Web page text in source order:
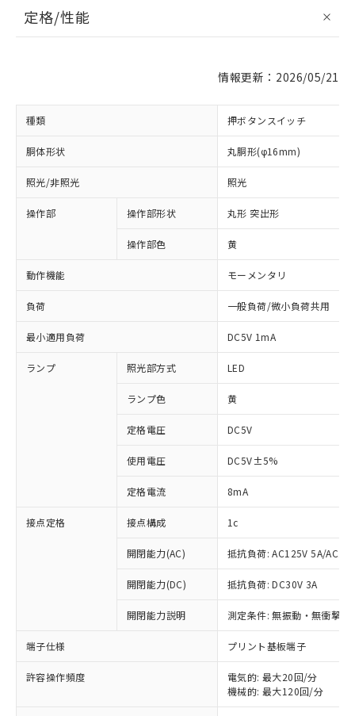
定格/性能
情報更新：2026/05/21
種類 押ボタンスイッチ
胴体形状 丸胴形(φ16mm)
照光/非照光 照光
操作部 操作部形状 丸形 突出形
操作部色 黄
動作機能 モーメンタリ
負荷 一般負荷/微小負荷共用
最小適用負荷 DC5V 1mA
ランプ 照光部方式 LED
ランプ色 黄
定格電圧 DC5V
使用電圧 DC5V±5%
定格電流 8mA
接点定格 接点構成 1c
開閉能力(AC) 抵抗負荷: AC125V 5A/
開閉能力(DC) 抵抗負荷: DC30V 3A
開閉能力説明 測定条件: 無振動・無衝撃
端子仕様 プリント基板端子
許容操作頻度
電気的: 最大20回/分
機械的: 最大120回/分
対応済み：EU RoHS指令（10物質）の
非含有に対応した製品が提供可能な商品で
対応予定：EU RoHS指令（10物質）の非含